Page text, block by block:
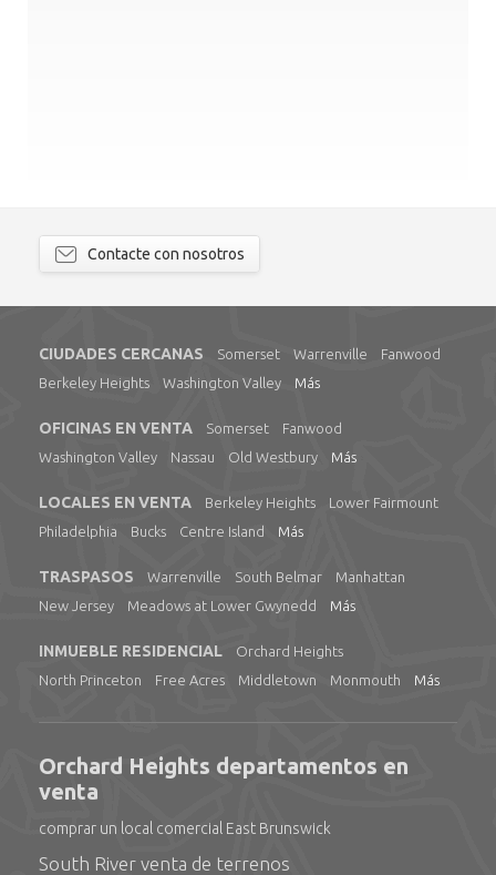
Contacte con nosotros
CIUDADES CERCANAS Somerset Warrenville
Fanwood
Berkeley Heights
Washington Valley Más
OFICINAS EN VENTA Somerset
Fanwood
Washington Valley
Nassau Old Westbury Más
LOCALES EN VENTA Berkeley Heights
Lower Fairmount
Philadelphia
Bucks Centre Island Más
TRASPASOS Warrenville South Belmar
Manhattan
New Jersey
Meadows at Lower Gwynedd Más
INMUEBLE RESIDENCIAL
Orchard Heights
North Princeton
Free Acres Middletown Monmouth Más
Orchard Heights departamentos en
venta
comprar un local comercial East Brunswick
South River venta de terrenos